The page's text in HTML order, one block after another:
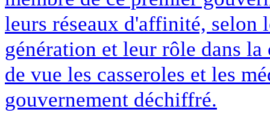
leurs réseaux d'affinité, selon
génération et leur rôle dans
de vue les casseroles et les
gouvernement déchiffré.